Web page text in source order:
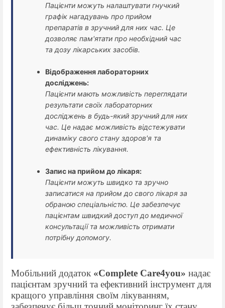
Пацієнти можуть налаштувати гнучкий
графік нагадувань про прийом
препаратів в зручний для них час. Це
дозволяє пам'ятати про необхідний час
та дозу лікарських засобів.
Відображення лабораторних
досліджень:
Пацієнти мають можливість переглядати
результати своїх лабораторних
досліджень в будь-який зручний для них
час. Це надає можливість відстежувати
динаміку свого стану здоров'я та
ефективність лікування.
Запис на прийом до лікаря:
Пацієнти можуть швидко та зручно
записатися на прийом до свого лікаря за
обраною спеціальністю. Це забезпечує
пацієнтам швидкий доступ до медичної
консультації та можливість отримати
потрібну допомогу.
Мобільний додаток «Complete Care4you» надає
пацієнтам зручний та ефективний інструмент для
кращого управління своїм лікуванням,